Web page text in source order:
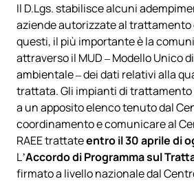
Il D.Lgs. stabilisce alcuni
aziende autorizzate al trattamento
questi, il più importante è la
attraverso il MUD – Modello Unico
ambientale – dei dati relativi alla
trattata. Gli impianti di
a un apposito elenco tenuto dal
coordinamento e comunicare al
RAEE trattateentro il 30 aprile di
L’Accordo di Programma sul
firmato a livello nazionale dal